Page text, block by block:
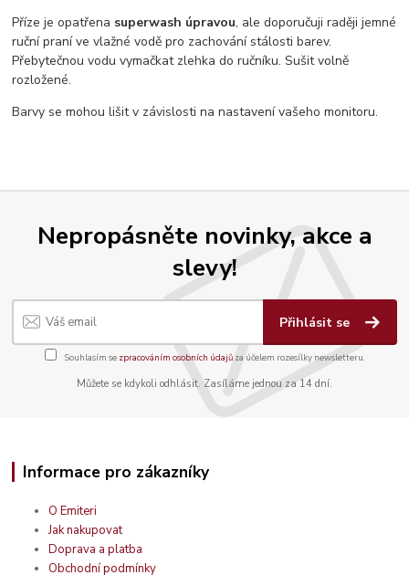
Příze je opatřena superwash úpravou, ale doporučuji raději jemné
ruční praní ve vlažné vodě pro zachování stálosti barev.
Přebytečnou vodu vymačkat zlehka do ručníku. Sušit volně
rozložené.
Barvy se mohou lišit v závislosti na nastavení vašeho monitoru.
Nepropásněte novinky, akce a
slevy!
Přihlásit se
Souhlasím se zpracováním osobních údajůza účelem rozesílky newsletteru.
Můžete se kdykoli odhlásit. Zasíláme jednou za 14 dní.
Informace pro zákazníky
O Emiteri
Jak nakupovat
Doprava a platba
Obchodní podmínky